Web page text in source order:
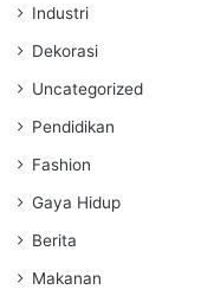
Industri
Dekorasi
Uncategorized
Pendidikan
Fashion
Gaya Hidup
Berita
Makanan